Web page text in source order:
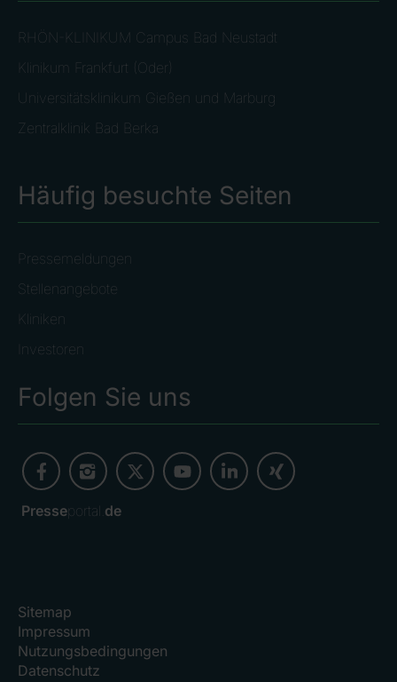
RHÖN-KLINIKUM Campus Bad Neustadt
Klinikum Frankfurt (Oder)
Universitätsklinikum Gießen und Marburg
Zentralklinik Bad Berka
Häufig besuchte Seiten
Pressemeldungen
Stellenangebote
Kliniken
Investoren
Folgen Sie uns
Presseportal. de
Sitemap
Impressum
Nutzungsbedingungen
Datenschutz